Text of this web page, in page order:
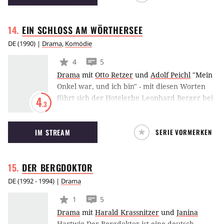
EIN SCHLOSS AM WÖRTHERSEE
DE(1990) | Drama, Komödie
4.3
4
5
Drama mit Otto Retzer und Adolf Peichl "Mein
Onkel war, und ich bin" - mit diesen Worten
führt sich der Hotelerbe Leonhard Berger bei
den noblen, aber etwas altbackenen Betrieb
sanft auf Vordermann zu bringen. Die
attraktive, verbindliche Direktrice Anja Weber
geben. Und selbst das Berliner
Zimmermädchen Ida ist einem Flirt mit dem
erweist sich dagegen der harte Traditionalist
Rainer Jansen, der das Hotel über Jahre
IM STREAM SERIE VORMERKEN
DER BERGDOKTOR
DE(1992 - 1994) | Drama
1
5
Drama mit Harald Krassnitzer und Janina